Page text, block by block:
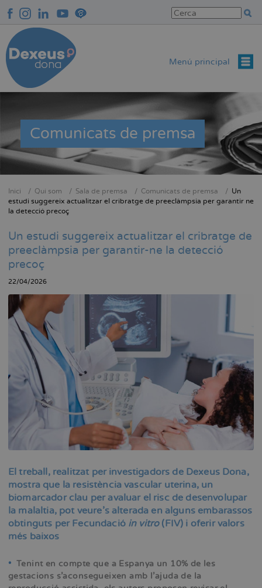
contingut
Menú principal
Comunicats de premsa
Fil
d'Ariadna
Inici Qui som Sala de premsa Comunicats de premsa
Un
estudi suggereix actualitzar el cribratge de preeclàmpsia per garantir ne
la detecció precoç
Un estudi suggereix actualitzar el cribratge de
preeclàmpsia per garantir-ne la detecció
precoç
22/04/2026
El treball, realitzat per investigadors de Dexeus Dona,
mostra que la resistència vascular uterina, un
biomarcador clau per avaluar el risc de desenvolupar
la malaltia, pot veure’s alterada en alguns embarassos
obtinguts per Fecundació in vitro(FIV) i oferir valors
més baixos
• Tenint en compte que a Espanya un 10% de les
gestacions s’aconsegueixen amb l’ajuda de la